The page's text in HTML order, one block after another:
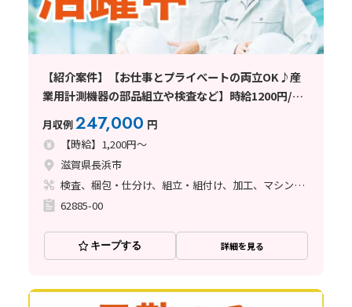
【紹介案件】【お仕事とプライべートの両立OK♪産
業用計測機器の部品組立や検査など】時給1200円/日
勤/滋賀県長浜市/土日祝休み/寮完備/未経験OK/重量
物なし/規則正しい生活で自分の時間も
月収例247,000 円
【時給】1,200円～
滋賀県長浜市
検査、梱包・仕分け、組立・組付け、加工、マシンオペレーター
62885-00
キープする 詳細を見る